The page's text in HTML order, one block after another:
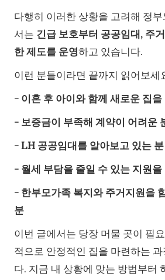
다행히 이러한 상황을 고려해 정
서는 긴급 보호부터 공공임대, 주
한 제도를 운영하고 있습니다.
이런 분들이라면 끝까지 읽어보세
- 이혼 후 아이와 함께 새로운 집
- 보증금이 부족해 계약이 어려운
- LH 공공임대를 알아보고 있는 분
- 월세 부담을 줄일 수 있는 지원을
- 한부모가족 복지와 주거지원을
분
이번 글에서는 당장 머물 곳이 필
적으로 안정적인 집을 마련하는
다. 지금 내 상황에 맞는 방법부터